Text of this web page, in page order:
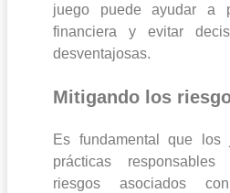
juego puede ayudar a
financiera y evitar
desventajosas.
Mitigando los
Es fundamental que los
prácticas
riesgos asociados